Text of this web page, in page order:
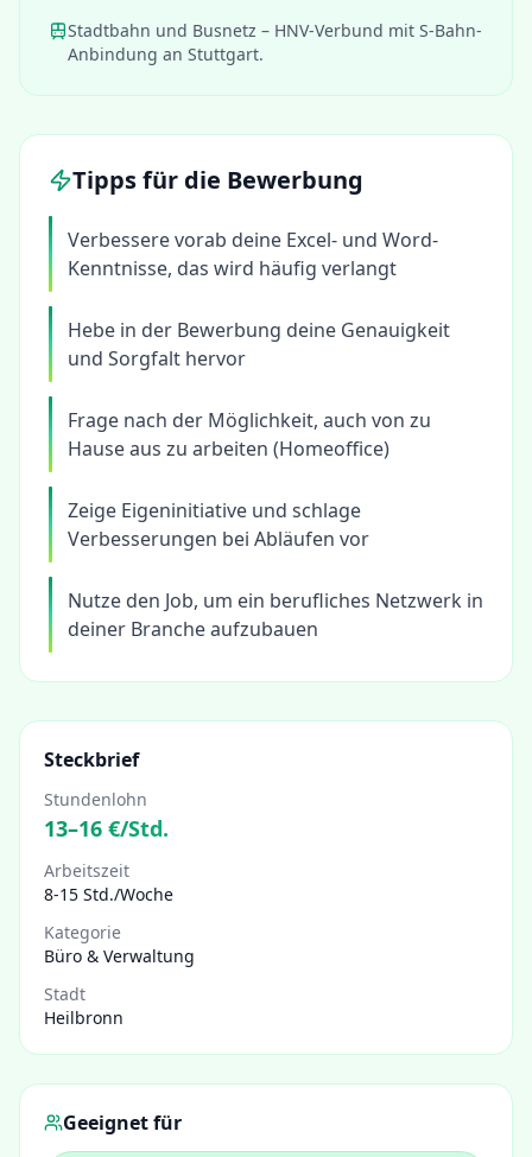
Stadtbahn und Busnetz – HNV-Verbund mit S-Bahn-
Anbindung an Stuttgart.
Tipps für die Bewerbung
Verbessere vorab deine Excel- und Word-
Kenntnisse, das wird häufig verlangt
Hebe in der Bewerbung deine Genauigkeit
und Sorgfalt hervor
Frage nach der Möglichkeit, auch von zu
Hause aus zu arbeiten (Homeoffice)
Zeige Eigeninitiative und schlage
Verbesserungen bei Abläufen vor
Nutze den Job, um ein berufliches Netzwerk in
deiner Branche aufzubauen
Steckbrief
Stundenlohn
13–16 €/Std.
Arbeitszeit
8-15 Std./Woche
Kategorie
Büro & Verwaltung
Stadt
Heilbronn
Geeignet für